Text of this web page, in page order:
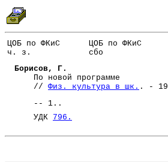
ЦОБ по ФКиС
ч. з.
ЦОБ по ФКиС
сбо
Борисов, Г.
По новой программе
// Физ. культура в шк. . -
-- 1..
УДК 796.